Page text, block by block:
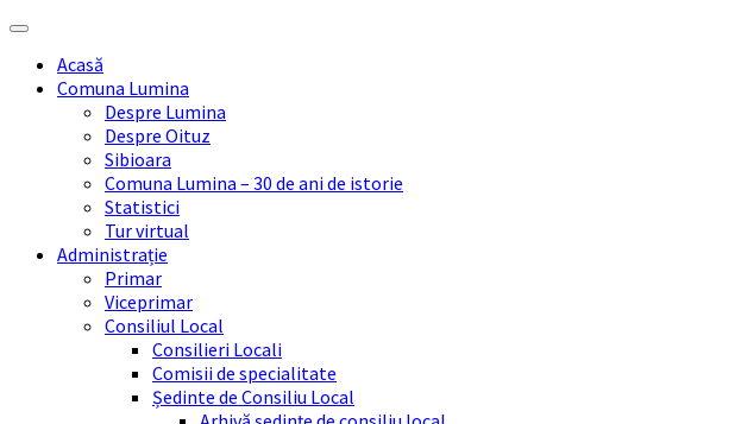
Skip
content
Skip
sidebar
Skip
right
sidebar
Skip
footerAcasă
Comuna Lumina
Despre Lumina
Despre Oituz
Sibioara
Comuna Lumina – 30 de ani de istorie
Statistici
Tur virtual
Administrație
Primar
Viceprimar
Consiliul Local
Consilieri Locali
Comisii de specialitate
Ședinte de Consiliu Local